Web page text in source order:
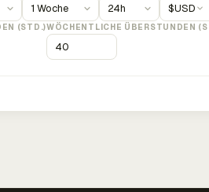
$USD
(STD.)WÖCHENTLICHE ÜBERSTUNDEN